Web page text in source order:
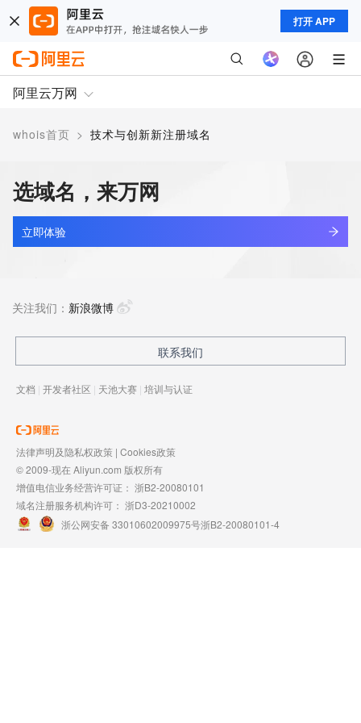
打开 APP
阿里云万网
whois首页 > 技术与创新新注册域名
选域名，来万网
立即体验
关注我们： 新浪微博
联系我们
文档 | 开发者社区 | 天池大赛 | 培训与认证
法律声明及隐私权政策 | Cookies政策
© 2009-现在 Aliyun.com 版权所有
增值电信业务经营许可证： 浙B2-20080101
域名注册服务机构许可： 浙D3-20210002
浙公网安备 33010602009975号浙B2-20080101-4